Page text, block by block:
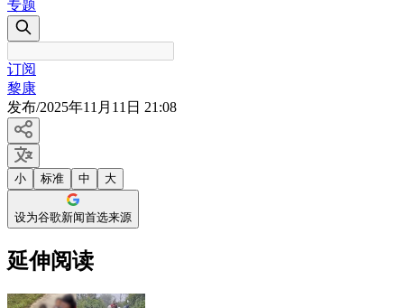
专题
订阅
黎康
发布/2025年11月11日 21:08
小 标准 中 大
设为谷歌新闻首选来源
延伸阅读